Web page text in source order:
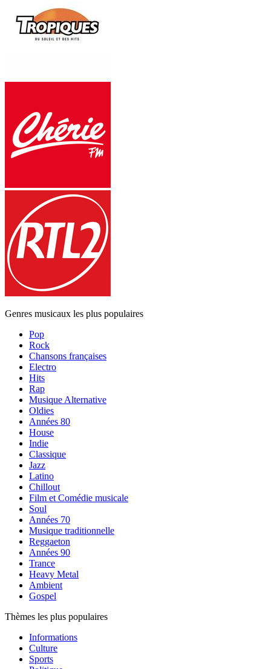
Genres musicaux les plus populaires
Pop
Rock
Chansons françaises
Electro
Hits
Rap
Musique Alternative
Oldies
Années 80
House
Indie
Classique
Jazz
Latino
Chillout
Film et Comédie musicale
Soul
Années 70
Musique traditionnelle
Reggaeton
Années 90
Trance
Heavy Metal
Ambient
Gospel
Thèmes les plus populaires
Informations
Culture
Sports